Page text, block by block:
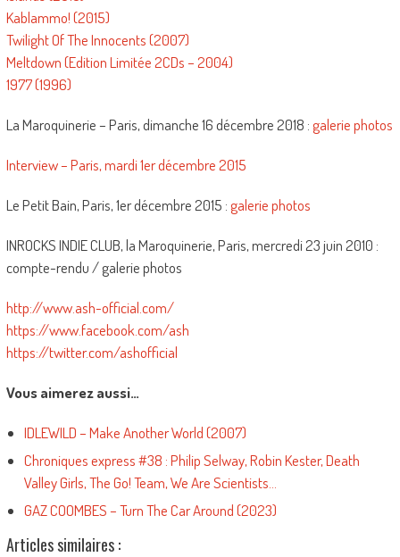
Kablammo! (2015)
Twilight Of The Innocents (2007)
Meltdown (Edition Limitée 2CDs – 2004)
1977 (1996)
La Maroquinerie – Paris, dimanche 16 décembre 2018 :galerie photos
Interview – Paris, mardi 1er décembre 2015
Le Petit Bain, Paris, 1er décembre 2015 :galerie photos
INROCKS INDIE CLUB, la Maroquinerie, Paris, mercredi 23 juin 2010 :
compte-rendu / galerie photos
http://www.ash-official.com/
https://www.facebook.com/ash
https://twitter.com/ashofficial
Vous aimerez aussi…
IDLEWILD – Make Another World (2007)
Chroniques express #38 : Philip Selway, Robin Kester, Death
Valley Girls, The Go! Team, We Are Scientists…
GAZ COOMBES – Turn The Car Around (2023)
Articles similaires :